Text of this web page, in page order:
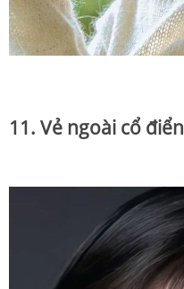
11. Vẻ ngoài cổ